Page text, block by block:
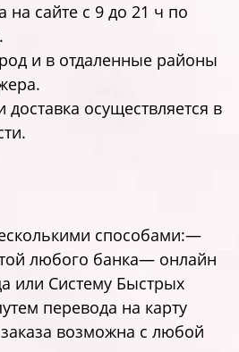
на сайте c 9 до 21 ч по
и в отдаленные районы
осуществляется в
способами:—
любого банка— онлайн
или Систему Быстрых
перевода на карту
возможна с любой